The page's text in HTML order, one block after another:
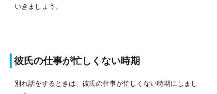
いきましょう。
彼氏の仕事が忙しくない時期
別れ話をするときは、彼氏の仕事が忙しくない時期にしまし